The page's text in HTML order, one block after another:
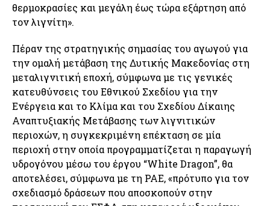
θερμοκρασίες και μεγάλη έως τώρα εξάρτηση από
τον λιγνίτη».
Πέραν της στρατηγικής σημασίας του αγωγού για
την ομαλή μετάβαση της Δυτικής Μακεδονίας στη
μεταλιγνιτική εποχή, σύμφωνα με τις γενικές
κατευθύνσεις του Εθνικού Σχεδίου για την
Ενέργεια και το Κλίμα και του Σχεδίου Δίκαιης
Αναπτυξιακής Μετάβασης των λιγνιτικών
περιοχών, η συγκεκριμένη επέκταση σε μία
περιοχή στην οποία προγραμματίζεται η παραγωγή
υδρογόνου μέσω του έργου “White Dragon”, θα
αποτελέσει, σύμφωνα με τη ΡΑΕ, «πρότυπο για τον
σχεδιασμό δράσεων που αποσκοπούν στην